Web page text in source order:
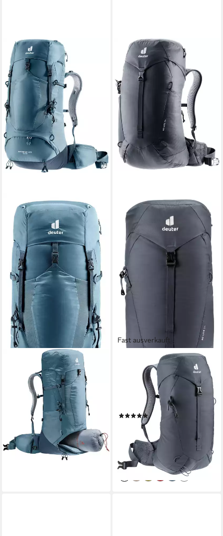
Trekkingrucksack Aircontact
Lite 40 + 10, mit 50 Liter
Volumen und Aircontact Lite
Rückensystem
200,00 €
lieferbar - in 4-5 Werktagen bei dir
Fast ausverkauft
Wanderrucksack AC LITE 24
L, mit weit öffnender
Frontöffnung, federleicht, 24
(9)
ab 95,99 € UVP
lieferbar - in 2-3 Werktagen bei dir
+3